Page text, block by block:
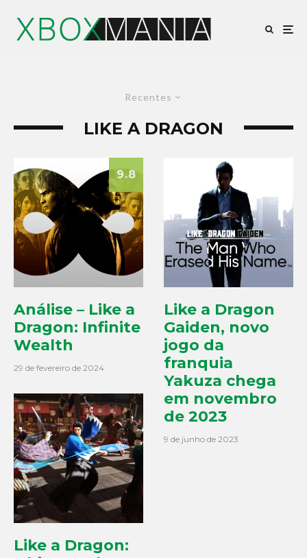
Recentes
LIKE A DRAGON
9.8
Análise – Like a
Dragon: Infinite
Wealth
29 de fevereiro de 2024
Like a Dragon:
Like a Dragon
Gaiden, novo
jogo da
franquia
Yakuza chega
em novembro
de 2023
9 de junho de 2023